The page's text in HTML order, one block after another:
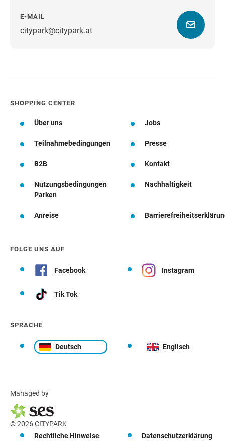
E-MAIL
citypark@citypark.atWegbeschreibung
SHOPPING CENTER
Über uns Jobs
Teilnahmebedingungen Presse
B2B Kontakt
Nutzungsbedingungen
Parken
Nachhaltigkeit
Anreise
FOLGE UNS AUF
Facebook Instagram
Tik Tok
SPRACHE
Deutsch Englisch
Managed by
© 2026 CITYPARK
Rechtliche Hinweise
Datenschutzerklärung